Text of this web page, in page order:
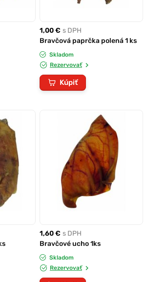
1,00 € s DPH
Bravčová paprčka polená 1 ks
Skladom
Rezervovať
Kúpiť
1,60 € s DPH
Bravčové ucho 1ks
Skladom
Rezervovať